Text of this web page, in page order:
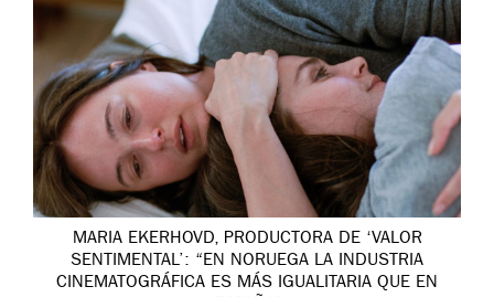
MARIA EKERHOVD, PRODUCTORA DE ‘VALOR
SENTIMENTAL’: “EN NORUEGA LA INDUSTRIA
CINEMATOGRÁFICA ES MÁS IGUALITARIA QUE EN